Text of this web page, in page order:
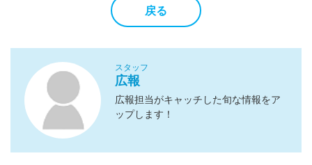
戻る
スタッフ
広報
広報担当がキャッチした旬な情報をア
ップします！